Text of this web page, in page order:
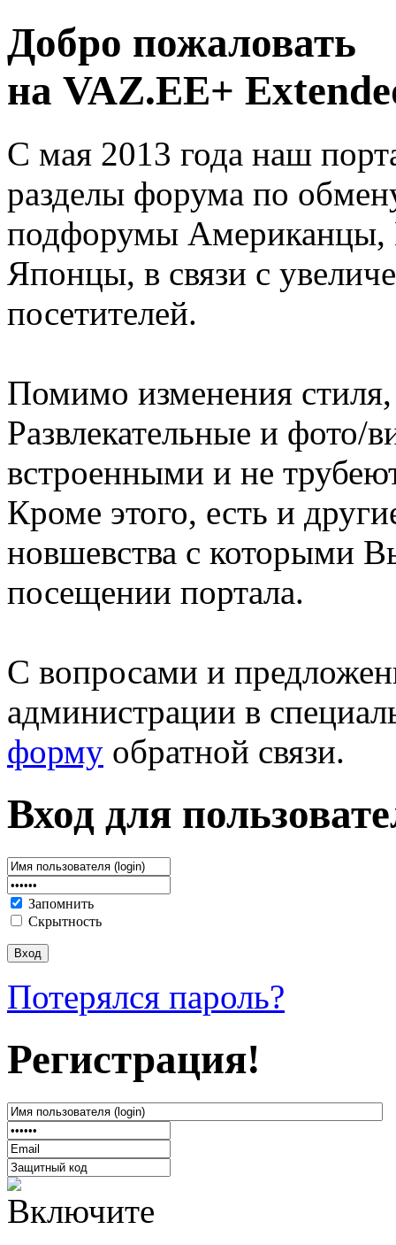
Добро пожаловать
на VAZ.EE+
С мая 2013 года наш
разделы форума по
подфорумы
Японцы, в связи с
посетителей.
Помимо изменения
Развлекательные и фото/
встроенными и не
Кроме этого, есть и
новшевства с которыми
посещении портала.
С вопросами и
администрации в
форму обратной связи.
Вход для
Запомнить
Скрытность
Потерялся пароль?
Регистрация!